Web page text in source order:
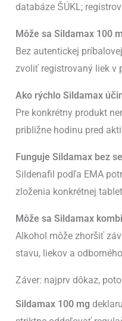
databáze ŠÚKL;
Môže sa Sildamax 100
Bez autentickej
zvoliť registrovaný liek v
Ako rýchlo Sildamax
Pre konkrétny produkt
približne hodinu pred
Funguje Sildamax bez
Sildenafil podľa EMA
zloženia konkrétnej
Môže sa Sildamax
Alkohol môže zhoršiť
stavu, liekov a
Záver: najprv dôkaz,
Sildamax 100 mg